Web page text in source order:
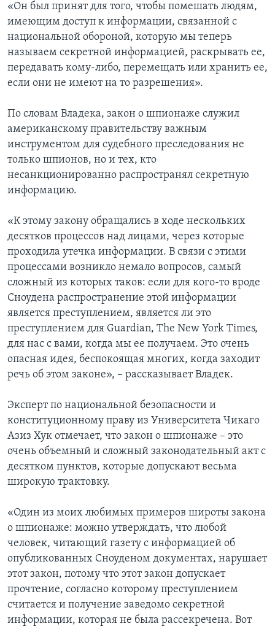
«Он был принят для того, чтобы помешать людям,
имеющим доступ к информации, связанной с
национальной обороной, которую мы теперь
называем секретной информацией, раскрывать ее,
передавать кому-либо, перемещать или хранить ее,
если они не имеют на то разрешения».
По словам Владека, закон о шпионаже служил
американскому правительству важным
инструментом для судебного преследования не
только шпионов, но и тех, кто
несанкционированно распространял секретную
информацию.
«К этому закону обращались в ходе нескольких
десятков процессов над лицами, через которые
проходила утечка информации. В связи с этими
процессами возникло немало вопросов, самый
сложный из которых таков: если для кого-то вроде
Сноудена распространение этой информации
является преступлением, является ли это
преступлением для Guardian, The New York Times,
для нас с вами, когда мы ее получаем. Это очень
опасная идея, беспокоящая многих, когда заходит
речь об этом законе», – рассказывает Владек.
Эксперт по национальной безопасности и
конституционному праву из Университета Чикаго
Азиз Хук отмечает, что закон о шпионаже – это
очень объемный и сложный законодательный акт с
десятком пунктов, которые допускают весьма
широкую трактовку.
«Один из моих любимых примеров широты закона
о шпионаже: можно утверждать, что любой
человек, читающий газету с информацией об
опубликованных Сноуденом документах, нарушает
этот закон, потому что этот закон допускает
прочтение, согласно которому преступлением
считается и получение заведомо секретной
информации, которая не была рассекречена. Вот